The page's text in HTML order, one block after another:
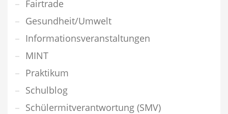
Fairtrade
Gesundheit/Umwelt
Informationsveranstaltungen
MINT
Praktikum
Schulblog
Schülermitverantwortung (SMV)